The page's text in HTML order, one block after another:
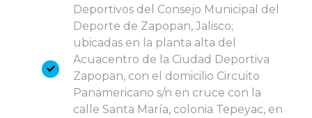
Deportivos del Consejo Municipal del
Deporte de Zapopan, Jalisco;
ubicadas en la planta alta del
Acuacentro de la Ciudad Deportiva
Zapopan, con el domicilio Circuito
Panamericano s/n en cruce con la
calle Santa María, colonia Tepeyac, en